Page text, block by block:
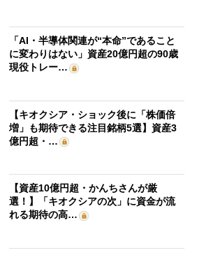
「AI・半導体関連が“本命”であること
に変わりはない」資産20億円超の90歳
現役トレー…
【キオクシア・ショック後に「株価倍
増」も期待できる注目銘柄5選】資産3
億円超・…
【資産10億円超・かんちさんが厳
選！】「キオクシアの次」に資金が流
れる期待の高…